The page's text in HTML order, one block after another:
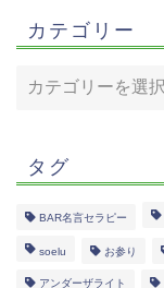
カテゴリー
タグ
BAR名言セラピー
soelu お参り
アンダーザライト